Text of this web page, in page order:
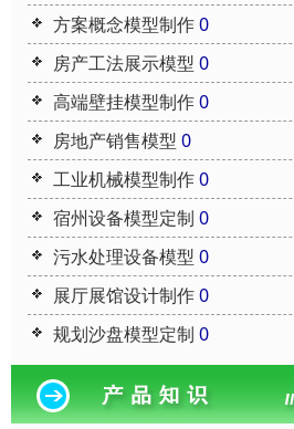
方案概念模型制作0
房产工法展示模型 0
高端壁挂模型制作0
房地产销售模型 0
工业机械模型制作0
宿州设备模型定制 0
污水处理设备模型 0
展厅展馆设计制作0
规划沙盘模型定制 0